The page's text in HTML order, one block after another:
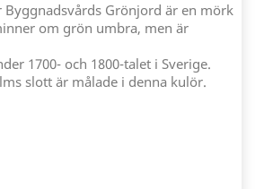
Byggnadsvårds Grönjord är en mörk
om grön umbra, men är
1700- och 1800-talet i Sverige.
slott är målade i denna kulör.